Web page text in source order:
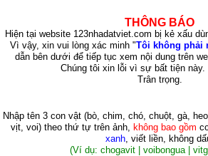
THÔNG BÁO
Hiện tại website 123nhadatviet.com bị kẻ xấu
Vì vậy, xin vui lòng xác minh "Tôi không phải
dẫn bên dưới để tiếp tục xem nội dung trên
Chúng tôi xin lỗi vì sự bất tiện
Trân trọng.
Nhập tên 3 con vật (bò, chim, chó, chuột, gà,
vịt, voi)theo thứ tự trên ảnh, không bao gồm
xanh, viết liền, không
(Ví dụ: chogavit | voibongua |